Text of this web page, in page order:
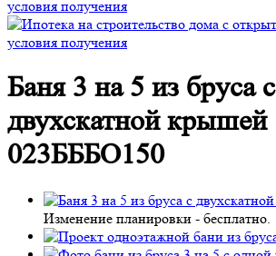
Баня 3 на 5 из бруса с
двухскатной крышей
023БББО150
Изменение планировки - бесплатно.